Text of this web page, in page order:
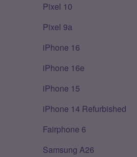
Pixel 10
Pixel 9a
iPhone 16
iPhone 16e
iPhone 15
iPhone 14 Refurbished
Fairphone 6
Samsung A26